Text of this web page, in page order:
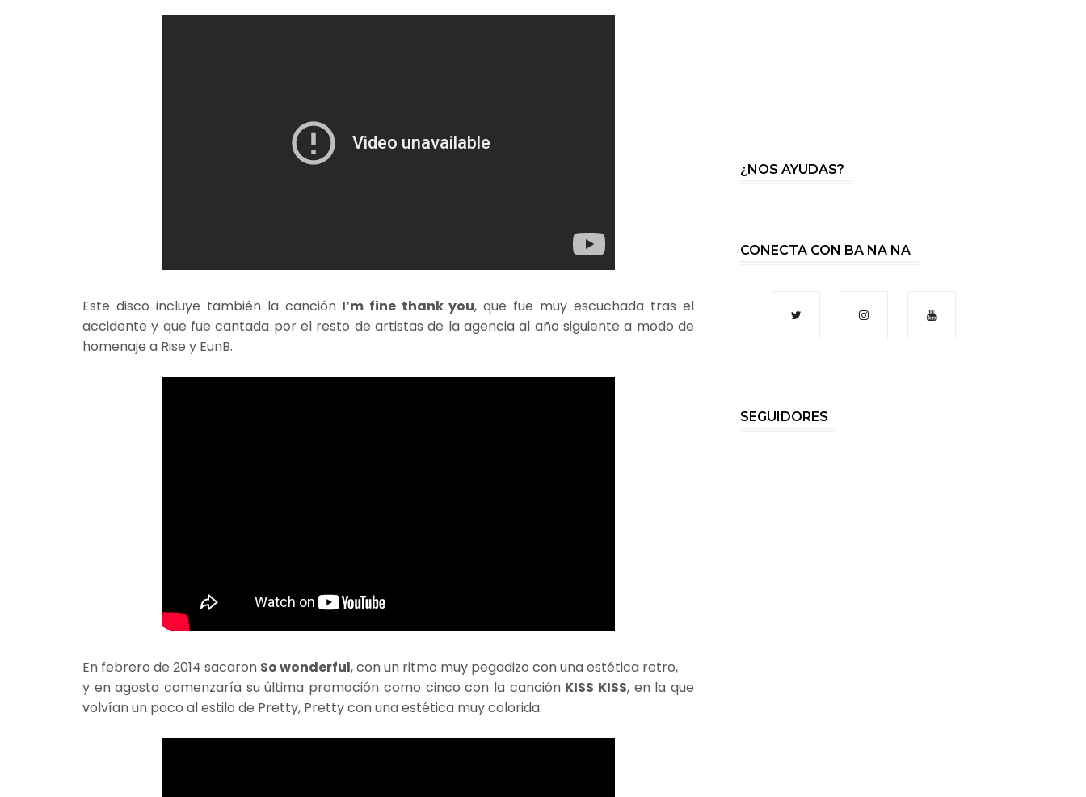
Este disco incluye también la canciónI’m fine thank you, que fue muy escuchada tras el
accidente y que fue cantada por el resto de artistas de la agencia al año siguiente a modo de
homenaje a Rise y EunB.
En febrero de 2014 sacaron So wonderful, con un ritmo muy pegadizo con una estética retro,
y en agosto comenzaría su última promoción como cinco con la canción KISS KISS, en la que
volvían un poco al estilo de Pretty, Pretty con una estética muy colorida.
¿NOS AYUDAS?
CONECTA CON BA NA NA
SEGUIDORES